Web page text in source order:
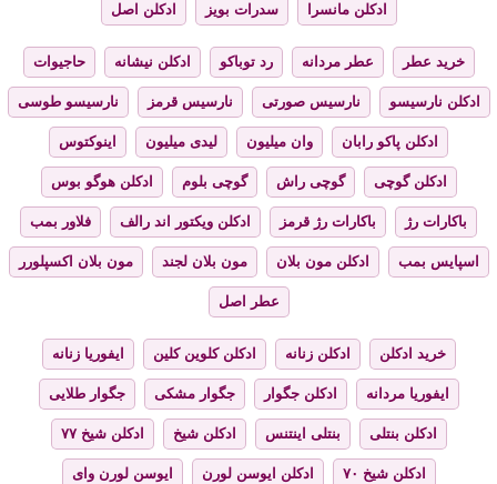
ادکلن مانسرا سدرات بویز ادکلن اصل
خرید عطر عطر مردانه رد توباکو ادکلن نیشانه حاجیوات
ادکلن نارسیسو نارسیس صورتی نارسیس قرمز نارسیسو طوسی
ادکلن پاکو رابان وان میلیون لیدی میلیون اینوکتوس
ادکلن گوچی گوچی راش گوچی بلوم ادکلن هوگو بوس
باکارات رژ باکارات رژ قرمز ادکلن ویکتور اند رالف فلاور بمب
اسپایس بمب ادکلن مون بلان مون بلان لجند مون بلان اکسپلورر
عطر اصل
خرید ادکلن ادکلن زنانه ادکلن کلوین کلین ایفوریا زنانه
ایفوریا مردانه ادکلن جگوار جگوار مشکی جگوار طلایی
ادکلن بنتلی بنتلی اینتنس ادکلن شیخ ادکلن شیخ ۷۷
ادکلن شیخ ۷۰ ادکلن ایوسن لورن ایوسن لورن وای